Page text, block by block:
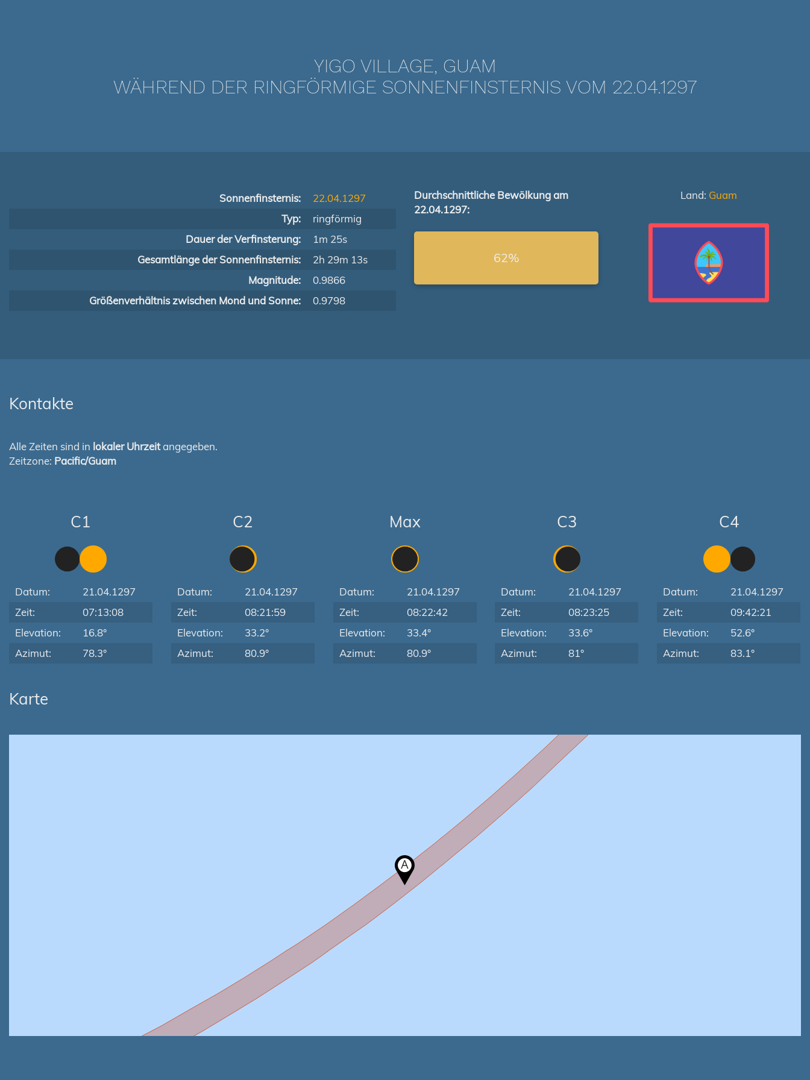
YIGO VILLAGE, GUAM
WÄHREND DER RINGFÖRMIGE SONNENFINSTERNIS VOM 22.04.1297
Sonnenfinsternis:
22.04.1297
Typ:
ringförmig
Dauer der Verfinsterung:
1m 25s
Gesamtlänge der Sonnenfinsternis:
2h 29m 13s
Magnitude:
0.9866
Größenverhältnis zwischen Mond und Sonne:
0.9798
Durchschnittliche Bewölkung am
22.04.1297:
62%
Land: Guam
Kontakte
Alle Zeiten sind in lokaler Uhrzeitangegeben.
Zeitzone: Pacific/Guam
C1
Datum:
21.04.1297
Zeit:
07:13:08
Elevation:
16.8°
Azimut:
78.3°
C2
Datum:
21.04.1297
Zeit:
08:21:59
Elevation:
33.2°
Azimut:
80.9°
Max
Datum:
21.04.1297
Zeit:
08:22:42
Elevation:
33.4°
Azimut:
80.9°
C3
Datum:
21.04.1297
Zeit:
08:23:25
Elevation:
33.6°
Azimut:
81°
C4
Datum:
21.04.1297
Zeit:
09:42:21
Elevation:
52.6°
Azimut:
83.1°
Karte